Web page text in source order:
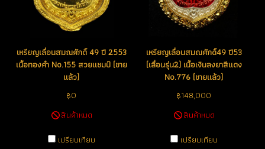
เหรียญเลื่อนสมณศักดิ์ 49 ปี 2553
เนื้อทองคำ No.155 สวยแชมป์ (ขาย
แล้ว)
฿0
สินค้าหมด
เปรียบเทียบ
เหรียญเลื่อนสมณศักดิ์49 ปี53
(เลื่อนรุ่น2) เนื้อเงินลงยาสีแดง
No.776 (ขายแล้ว)
฿148,000
สินค้าหมด
เปรียบเทียบ